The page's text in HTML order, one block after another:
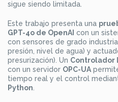
sigue siendo limitada.
Este trabajo presenta una
GPT-4o de OpenAI con un
con sensores de grado
presión, nivel de agua) y
presurización). Un Controlador
con un servidor OPC-UA
tiempo real y el control
Python